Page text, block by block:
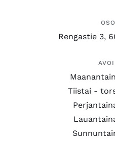
Rengastie 3,
Tiistai -